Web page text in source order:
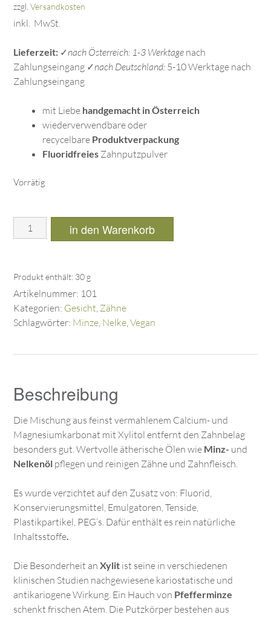
zzgl. Versandkosten
inkl. MwSt.
Lieferzeit: ✓nach Österreich: 1-3 Werktage nach
Zahlungseingang ✓nach Deutschland: 5-10 Werktage nach
Zahlungseingang
mit Liebe handgemacht in Österreich
wiederverwendbare oder
recycelbare Produktverpackung
Fluoridfreies Zahnputzpulver
Vorrätig
in den Warenkorb
Produkt enthält: 30 g
Artikelnummer: 101
Kategorien: Gesicht Zähne
Schlagwörter: Minze Nelke Vegan
Beschreibung
Die Mischung aus feinst vermahlenem Calcium- und
Magnesiumkarbonat mit Xylitol entfernt den Zahnbelag
besonders gut. Wertvolle ätherische Ölen wie Minz- und
Nelkenöl pflegen und reinigen Zähne und Zahnfleisch.
Es wurde verzichtet auf den Zusatz von: Fluorid,
Konservierungsmittel, Emulgatoren, Tenside,
Plastikpartikel, PEG’s. Dafür enthält es rein natürliche
Inhaltsstoffe.
Die Besonderheit an Xylit ist seine in verschiedenen
klinischen Studien nachgewiesene kariostatische und
antikariogene Wirkung. Ein Hauch von Pfefferminze
schenkt frischen Atem. Die Putzkörper bestehen aus